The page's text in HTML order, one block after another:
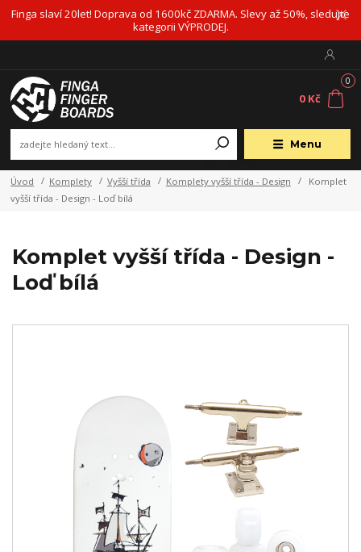
Finga slaví 20let! Doprava od 1600kč ZDARMA. Slevy až 50%, sledujte
kategorii VÝPRODEJ.
Menu
0
0 Kč
Úvod Komplety Vyšší třída Komplety vyšší třída - Design
Komplet
vyšší třída - Design - Loď bílá
Komplet vyšší třída - Design -
Loď bílá